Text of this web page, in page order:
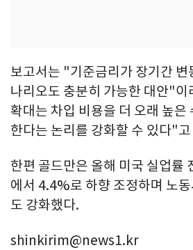
보고서는 "기준금리가 장기간 변
나리오도 충분히 가능한 대안"
확대는 차입 비용을 더 오래 높은
한다는 논리를 강화할 수 있다"
한편 골드만은 올해 미국 실업률
에서 4.4%로 하향 조정하며 노
도 강화했다.
shinkirim@news1.kr